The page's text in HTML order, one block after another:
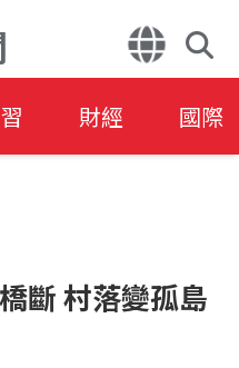
財經 國際
斷 村落變孤島